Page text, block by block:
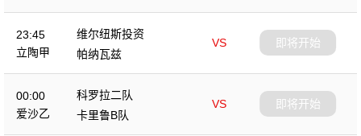
23:45
立陶甲
维尔纽斯投资
VS
帕纳瓦兹
即将开始
00:00
爱沙乙
科罗拉二队
VS
卡里鲁B队
即将开始